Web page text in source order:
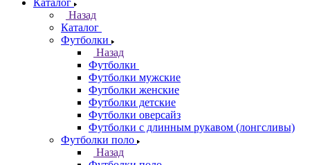
Назад
Каталог
Футболки
Назад
Футболки
Футболки мужские
Футболки женские
Футболки детские
Футболки оверсайз
Футболки с длинным рукавом (лонгсливы)
Футболки поло
Назад